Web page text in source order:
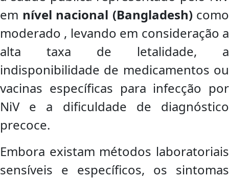
em nível nacional (Bangladesh)como
moderado , levando em consideração a
alta taxa de letalidade, a
indisponibilidade de medicamentos ou
vacinas específicas para infecção por
NiV e a dificuldade de diagnóstico
precoce.
Embora existam métodos laboratoriais
sensíveis e específicos, os sintomas